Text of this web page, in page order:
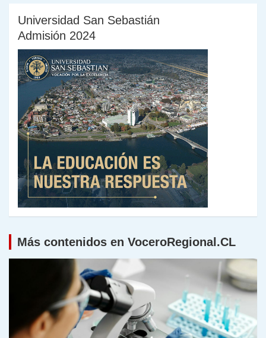
Universidad San Sebastián
Admisión 2024
Más contenidos en VoceroRegional.CL